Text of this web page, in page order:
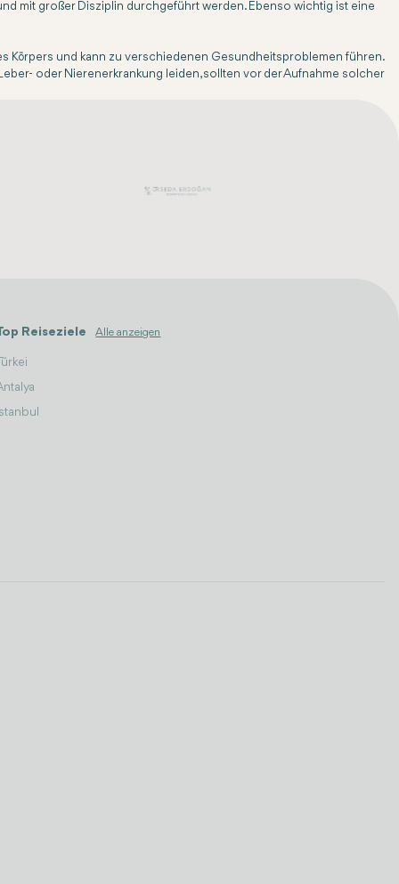
mit großer Disziplin durchgeführt werden. Ebenso wichtig ist eine
Körpers und kann zu verschiedenen Gesundheitsproblemen führen.
oder Nierenerkrankung leiden, sollten vor der Aufnahme solcher
Reiseziele Alle anzeigen